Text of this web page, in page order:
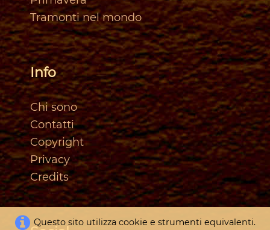
Tramonti nel mondo
Info
Chi sono
Contatti
Copyright
Privacy
Credits
Questo sito utilizza cookie e strumenti equivalenti.